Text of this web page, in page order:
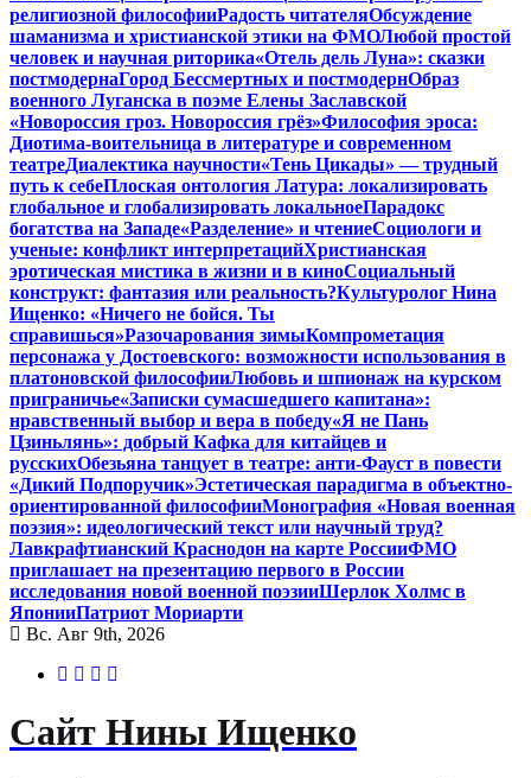
религиозной философииРадость читателяОбсуждение
шаманизма и христианской этики на ФМОЛюбой простой
человек и научная риторика«Отель дель Луна»: сказки
постмодернаГород Бессмертных и постмодернОбраз
военного Луганска в поэме Елены Заславской
«Новороссия гроз. Новороссия грёз»Философия эроса:
Диотима-воительница в литературе и современном
театреДиалектика научности«Тень Цикады» — трудный
путь к себеПлоская онтология Латура: локализировать
глобальное и глобализировать локальноеПарадокс
богатства на Западе«Разделение» и чтениеСоциологи и
ученые: конфликт интерпретацийХристианская
эротическая мистика в жизни и в киноСоциальный
конструкт: фантазия или реальность?Культуролог Нина
Ищенко: «Ничего не бойся. Ты
справишься»Разочарования зимыКомпрометация
персонажа у Достоевского: возможности использования в
платоновской философииЛюбовь и шпионаж на курском
приграничье«Записки сумасшедшего капитана»:
нравственный выбор и вера в победу«Я не Пань
Цзиньлянь»: добрый Кафка для китайцев и
русскихОбезьяна танцует в театре: анти-Фауст в повести
«Дикий Подпоручик»Эстетическая парадигма в объектно-
ориентированной философииМонография «Новая военная
поэзия»: идеологический текст или научный труд?
Лавкрафтианский Краснодон на карте РоссииФМО
приглашает на презентацию первого в России
исследования новой военной поэзииШерлок Холмс в
ЯпонииПатриот Мориарти
Вс. Авг 9th, 2026
Сайт Нины Ищенко